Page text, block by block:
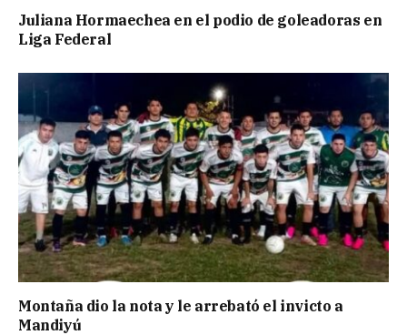
Juliana Hormaechea en el podio de goleadoras en
Liga Federal
Montaña dio la nota y le arrebató el invicto a
Mandiyú